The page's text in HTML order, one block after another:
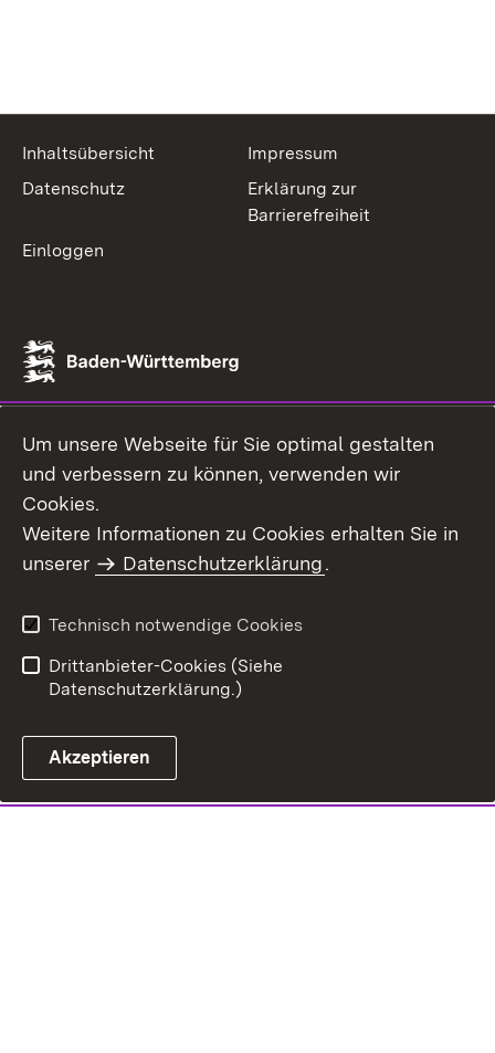
Inhaltsübersicht
Impressum
Datenschutz
Erklärung zur
Barrierefreiheit
Einloggen
Um unsere Webseite für Sie optimal gestalten
und verbessern zu können, verwenden wir
Cookies.
Weitere Informationen zu Cookies erhalten Sie in
unserer
Datenschutzerklärung.
Technisch notwendige Cookies
Drittanbieter-Cookies (Siehe
Datenschutzerklärung.)
Akzeptieren